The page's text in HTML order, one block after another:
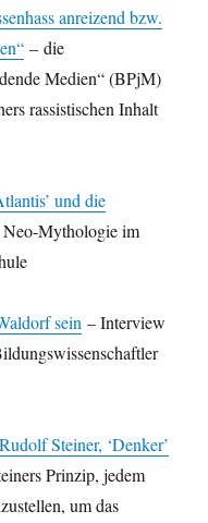
anreizend bzw.
– die
Medien“ (BPjM)
rassistischen Inhalt
und die
Neo-Mythologie im
sein – Interview
Steiner, ‘Denker’
Prinzip, jedem
um das